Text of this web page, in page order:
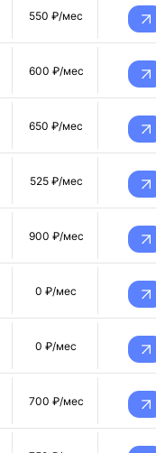
550 ₽/мес
600 ₽/мес
650 ₽/мес
525 ₽/мес
900 ₽/мес
0 ₽/мес
0 ₽/мес
700 ₽/мес